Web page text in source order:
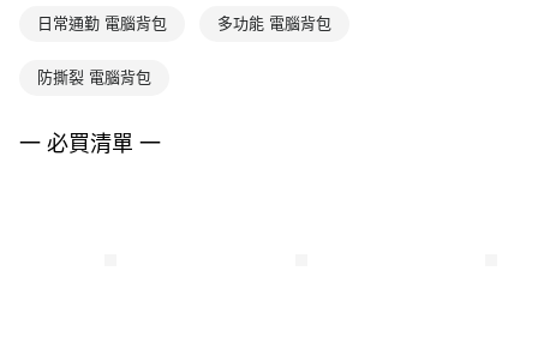
日常通勤 電腦背包 多功能 電腦背包
防撕裂 電腦背包
一 必買清單 一